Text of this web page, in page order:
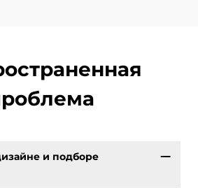
и подборе